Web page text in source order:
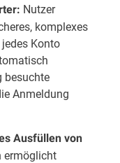
Nutzer
komplexes
Konto
besuchte
Anmeldung
Ausfüllen von
ermöglicht